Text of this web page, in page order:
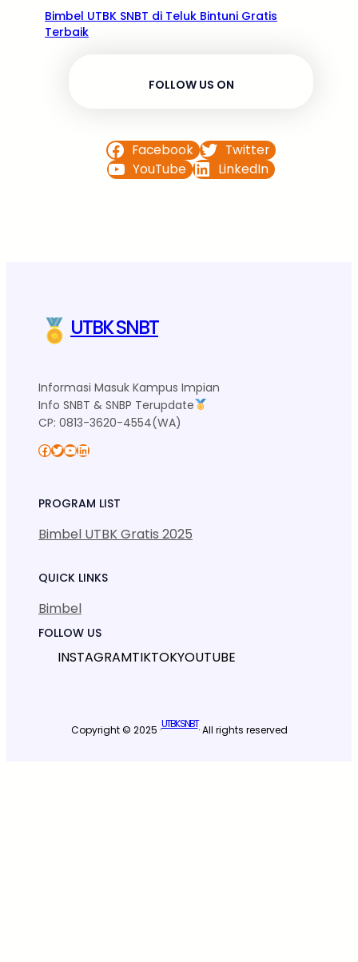
Bimbel UTBK SNBT di Teluk Bintuni Gratis
Terbaik
FOLLOW US ON
Facebook
Twitter
YouTube
LinkedIn
UTBK SNBT
Informasi Masuk Kampus Impian
Info SNBT & SNBP Terupdate
CP: 0813-3620-4554(WA)
Facebook Twitter YouTube LinkedIn
PROGRAM LIST
Bimbel UTBK Gratis 2025
QUICK LINKS
Bimbel
FOLLOW US
INSTAGRAMTIKTOKYOUTUBE
Copyright © 2025 ·UTBK SNBT· All rights reserved